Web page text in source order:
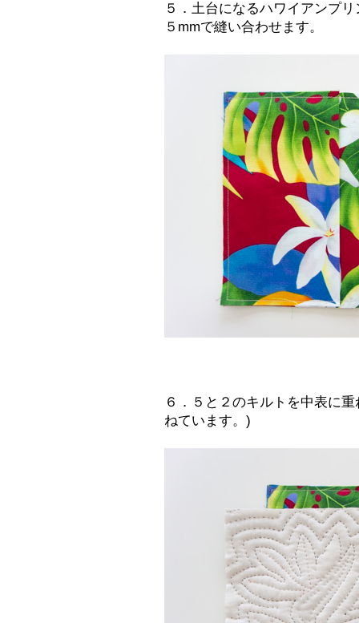
５．土台になるハワイアンプ
５mmで縫い合わせます。
６．５と２のキルトを中表に
ねています。)